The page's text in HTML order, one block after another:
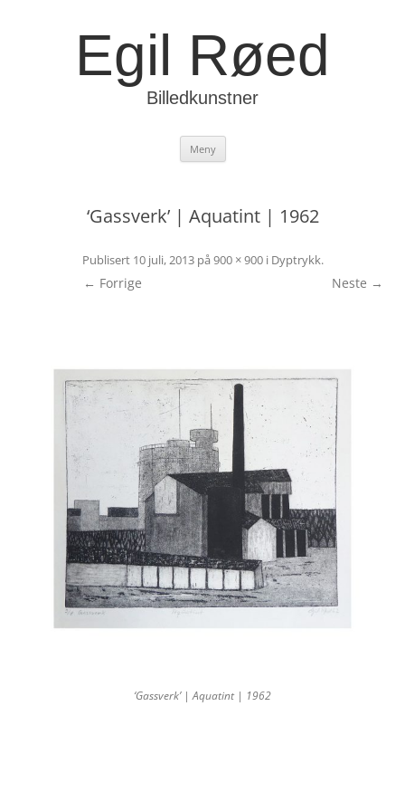
Egil Røed
Billedkunstner
Meny Hopp
innhold
‘Gassverk’ | Aquatint | 1962
Publisert 10 juli, 2013på 900 × 900i Dyptrykk.
← Forrige Neste →
‘Gassverk’ | Aquatint | 1962